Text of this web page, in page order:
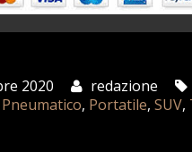
2020 redazione
Pneumatico, Portatile,SUV,